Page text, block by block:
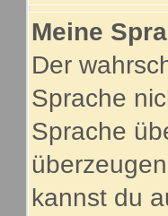
Meine
Der
Sprache
Sprache
kannst du